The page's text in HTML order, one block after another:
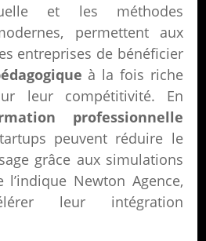
et les méthodes
permettent aux
entreprises de bénéficier
à la fois riche
leur compétitivité. En
professionnelle
peuvent réduire le
grâce aux simulations
l’indique Newton Agence,
leur intégration